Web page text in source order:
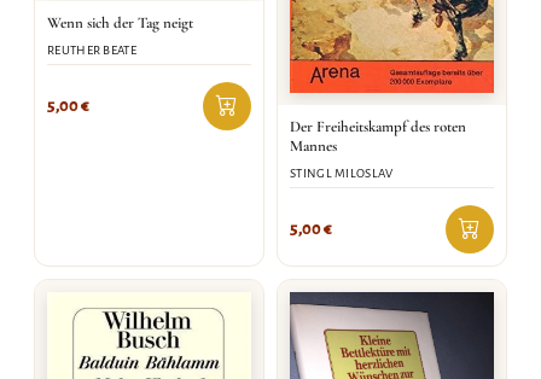
Wenn sich der Tag neigt
REUTHER BEATE
5,00€
Der Freiheitskampf des roten
Mannes
STINGL MILOSLAV
5,00€